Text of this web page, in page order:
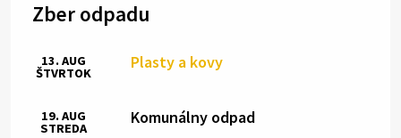
Zber odpadu
Plasty a kovy
13. AUG
ŠTVRTOK
Komunálny odpad
19. AUG
STREDA